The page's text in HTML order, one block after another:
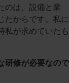
のは、設備と業
たからです。私に
私が求めていたも
研修が必要なので